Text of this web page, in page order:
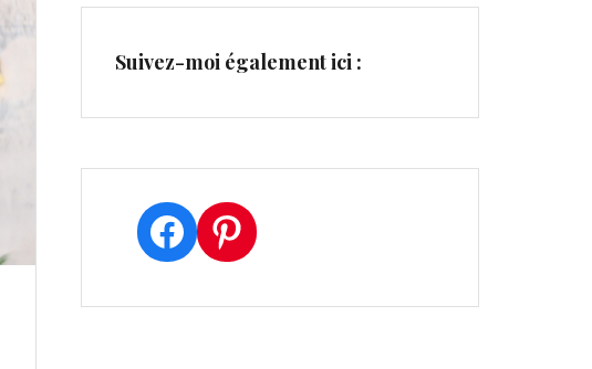
Suivez-moi également ici :
Facebook
Pinterest